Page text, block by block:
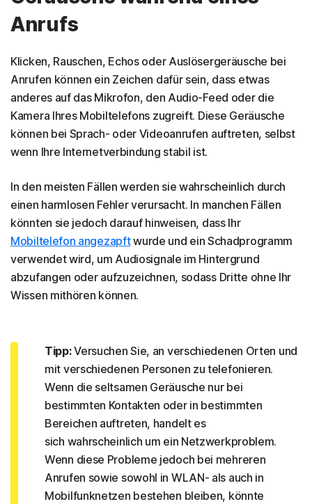
Anrufs
Klicken, Rauschen, Echos oder Auslösergeräusche bei
Anrufen können ein Zeichen dafür sein, dass etwas
anderes auf das Mikrofon, den Audio-Feed oder die
Kamera Ihres Mobiltelefons zugreift. Diese Geräusche
können bei Sprach- oder Videoanrufen auftreten, selbst
wenn Ihre Internetverbindung stabil ist.
In den meisten Fällen werden sie wahrscheinlich durch
einen harmlosen Fehler verursacht. In manchen Fällen
könnten sie jedoch darauf hinweisen, dass Ihr
Mobiltelefon angezapftwurde und ein Schadprogramm
verwendet wird, um Audiosignale im Hintergrund
abzufangen oder aufzuzeichnen, sodass Dritte ohne Ihr
Wissen mithören können.
Tipp:Versuchen Sie, an verschiedenen Orten und
mit verschiedenen Personen zu telefonieren.
Wenn die seltsamen Geräusche nur bei
bestimmten Kontakten oder in bestimmten
Bereichen auftreten, handelt es
sich wahrscheinlich um ein Netzwerkproblem.
Wenn diese Probleme jedoch bei mehreren
Anrufen sowie sowohl in WLAN- als auch in
Mobilfunknetzen bestehen bleiben, könnte